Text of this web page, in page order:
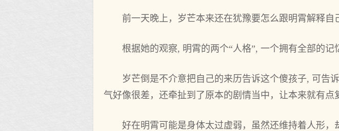
前一天晚上，岁芒本来还在犹豫要怎么跟明霄解释自
根据她的观察, 明霄的两个“人格”, 一个拥有全部的
岁芒倒是不介意把自己的来历告诉这个傻孩子, 可告
气好像很差，还牵扯到了原本的剧情当中，让本来就有
好在明霄可能是身体太过虚弱，虽然还维持着人形，